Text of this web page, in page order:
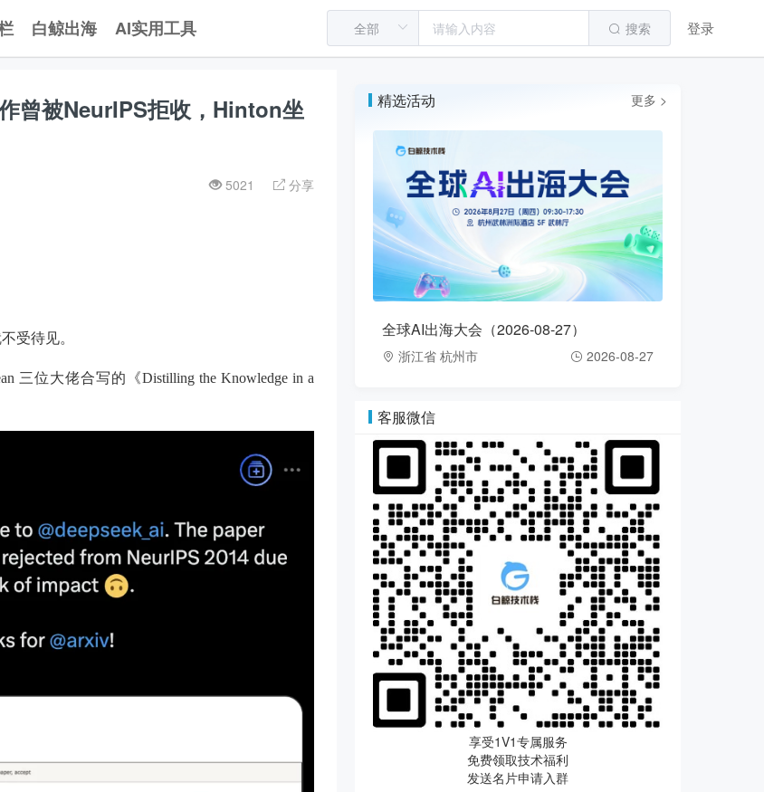
白鲸出海 AI实用工具 搜索 登录
曾被NeurIPS拒收，Hinton坐
分享
5021
受待见。
三位大佬合写的《Distilling the Knowledge in a
精选活动 更多 >
全球AI出海大会（2026-08-27）
浙江省 杭州市 2026-08-27
客服微信
享受1V1专属服务
免费领取技术福利
发送名片申请入群